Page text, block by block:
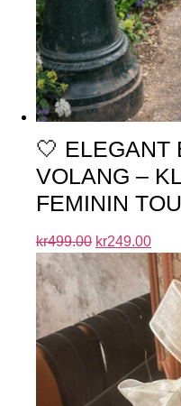
🤍 ELEGANT
VOLANG –
FEMININ
kr499.00 kr249.00